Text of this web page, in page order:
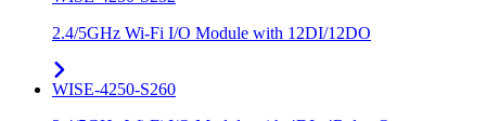
2.4/5GHz Wi-Fi I/O Module with 12DI/12DO
WISE-4250-S260